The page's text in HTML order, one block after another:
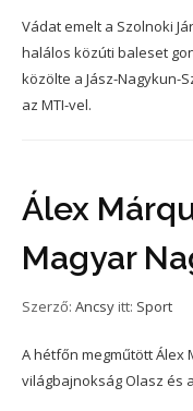
Vádat emelt a Szolnoki
halálos közúti baleset
közölte a Jász-Nagykun-
az MTI-vel.
Álex
Magyar
Szerző: Ancsy itt: Sport
A hétfőn megműtött Álex
világbajnokság Olasz és